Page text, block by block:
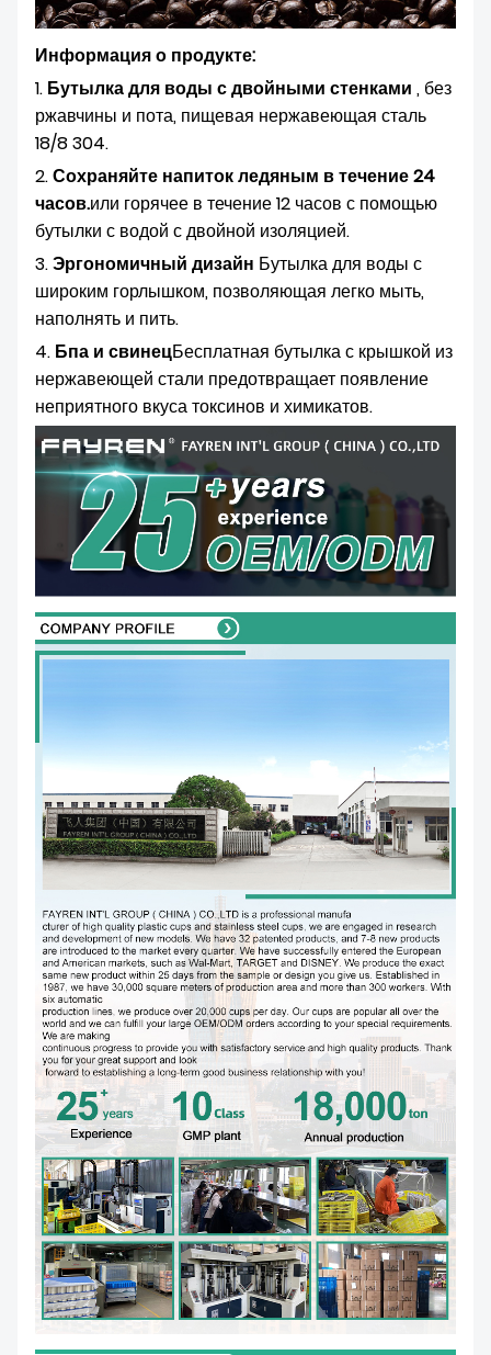
Информация о продукте:
1. Бутылка для воды с двойными стенками , без
ржавчины и пота, пищевая нержавеющая сталь
18/8 304.
2.Сохраняйте напиток ледяным в течение 24
часов.или горячее в течение 12 часов с помощью
бутылки с водой с двойной изоляцией.
3.Эргономичный дизайн Бутылка для воды с
широким горлышком, позволяющая легко мыть,
наполнять и пить.
4. Бпа и свинецБесплатная бутылка с крышкой из
нержавеющей стали предотвращает появление
неприятного вкуса токсинов и химикатов.